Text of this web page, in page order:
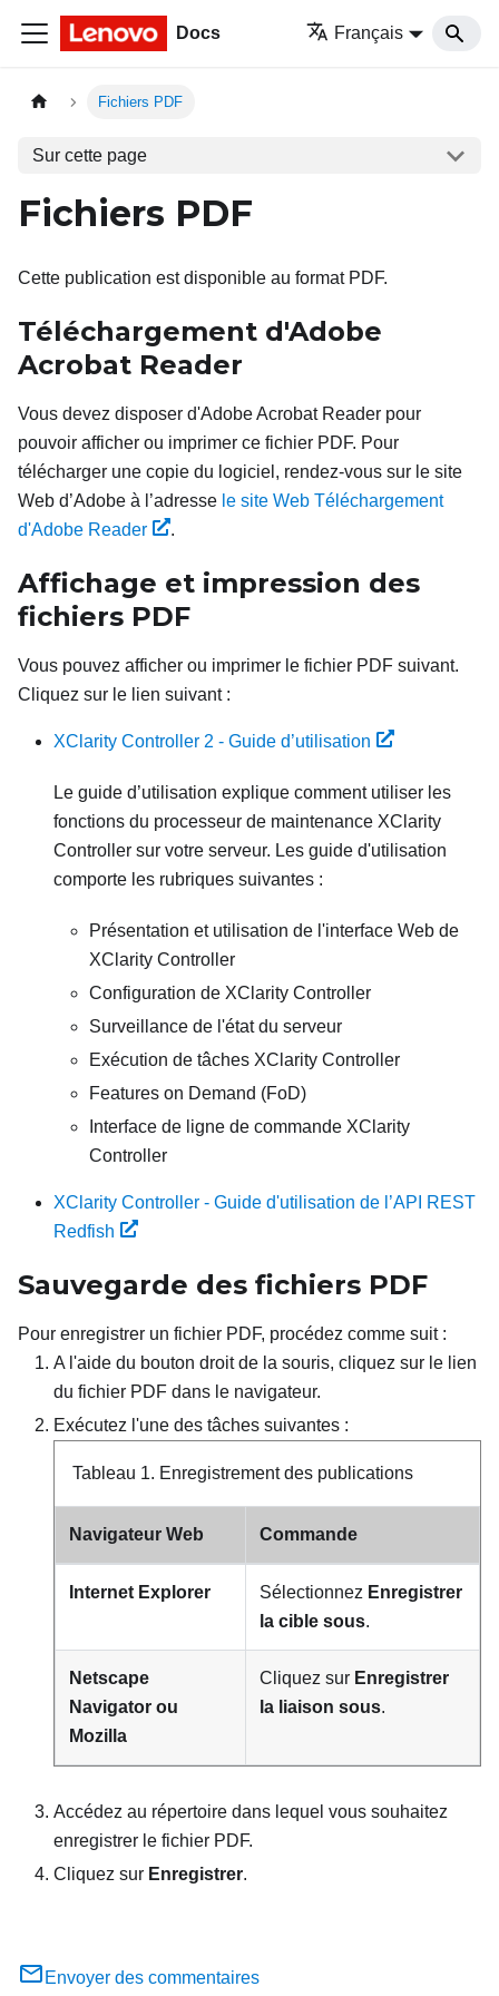
Docs Français
Fichiers PDF
Sur cette page
Fichiers PDF
Cette publication est disponible au format PDF.
Téléchargement d'Adobe
Acrobat Reader
Vous devez disposer d'Adobe Acrobat Reader pour
pouvoir afficher ou imprimer ce fichier PDF. Pour
télécharger une copie du logiciel, rendez-vous sur le site
Web d’Adobe à l’adresse le site Web Téléchargement
d'Adobe Reader
.
Affichage et impression des
fichiers PDF
Vous pouvez afficher ou imprimer le fichier PDF suivant.
Cliquez sur le lien suivant :
XClarity Controller 2 - Guide d’utilisation
Le guide d’utilisation explique comment utiliser les
fonctions du processeur de maintenance XClarity
Controller sur votre serveur. Les guide d'utilisation
comporte les rubriques suivantes :
Présentation et utilisation de l'interface Web de
XClarity Controller
Configuration de XClarity Controller
Surveillance de l'état du serveur
Exécution de tâches XClarity Controller
Features on Demand (FoD)
Interface de ligne de commande XClarity
Controller
XClarity Controller - Guide d'utilisation de l’API REST
Redfish
Sauvegarde des fichiers PDF
Pour enregistrer un fichier PDF, procédez comme suit :
A l'aide du bouton droit de la souris, cliquez sur le lien
du fichier PDF dans le navigateur.
Exécutez l'une des tâches suivantes :
Tableau 1. Enregistrement des publications
Navigateur Web Commande
Internet Explorer Sélectionnez Enregistrer
la cible sous.
Netscape
Navigator ou
Mozilla
Cliquez sur Enregistrer
la liaison sous.
Accédez au répertoire dans lequel vous souhaitez
enregistrer le fichier PDF.
Cliquez sur Enregistrer.
Envoyer des commentaires